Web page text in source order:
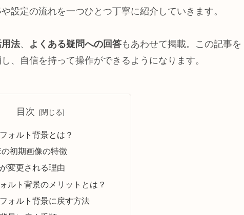
設定の流れを一つひとつ丁寧に紹介していきます。
法、 よくある疑問への回答もあわせて掲載。この記事を
、自信を持って操作ができるようになります。
目次
ォルト背景とは？
初期画像の特徴
変更される理由
ルト背景のメリットとは？
ォルト背景に戻す方法